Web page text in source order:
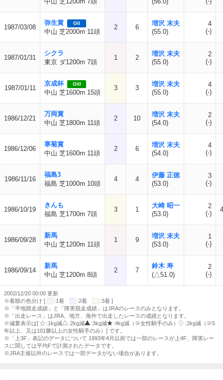
1987/03/08
弥生賞 GII
中山 芝2000m 11頭
2 6
増沢 末夫
(55.0)
4
(-)
1987/01/31
シクラ
東京 ダ1200m 7頭
1 2
増沢 末夫
(55.0)
2
(-)
1987/01/11
京成杯 GIII
中山 芝1600m 15頭
3 3
増沢 末夫
(55.0)
4
(-)
1986/12/21
万両賞
中山 芝1800m 11頭
2 10
増沢 末夫
(54.0)
2
(-)
1986/12/06
寒菊賞
中山 芝1600m 11頭
2 6
増沢 末夫
(54.0)
4
(-)
1986/11/16
福島3
福島 芝1000m 10頭
4 4
伊藤 正徳
(53.0)
3
(-)
1986/10/19
きんも
福島 芝1700m 7頭
3 1
大崎 昭一
(53.0)
2
(-)
1986/09/28
新馬
中山 芝1200m 11頭
1 9
増沢 末夫
(53.0)
1
(-)
1986/09/14
新馬
中山 芝1200m 8頭
2 7
鈴木 寿
(△51.0)
2
(-)
2002/12/20 00:00 更新
※着順の色分け [
:1着 :2着
:3着 ]
※「平地競走成績」と「障害競走成績」はJRAのレースのみとなります。
※「出走レース」はJRA、地方、海外で出走したレースの成績となります。
※減量表示は[
:1kg減 :2kg減 :3kg減 :4kg減（※女性騎手のみ）
:2kg減（※5
年以上、又は101勝以上の女性騎手のみ）] です。
※「上3F」表記のデータについて 1993年4月以前では一部のレースが上4F、障害レー
スに関しては平均Fで計測されたデータです。
※JRA主催以外のレースでは一部データがない場合があります。